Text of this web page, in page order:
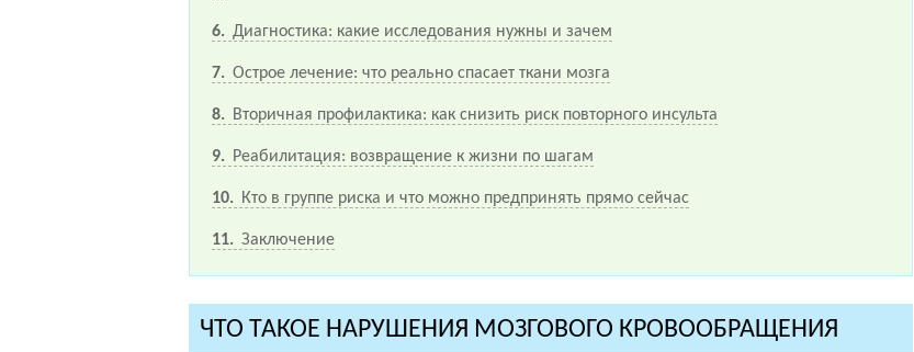
6 Диагностика: какие исследования нужны и зачем
7 Острое лечение: что реально спасает ткани мозга
8 Вторичная профилактика: как снизить риск повторного инсульта
9 Реабилитация: возвращение к жизни по шагам
10 Кто в группе риска и что можно предпринять прямо сейчас
11 Заключение
ЧТО ТАКОЕ НАРУШЕНИЯ МОЗГОВОГО КРОВООБРАЩЕНИЯ